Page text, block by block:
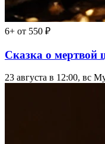
6+ от 550 ₽
Сказка о мертвой
23 августа в 12:00, вс